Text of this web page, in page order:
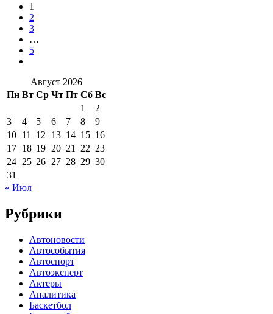
1
2
3
…
5
Август 2026
Пн Вт Ср Чт Пт Сб Вс
1
2
3
4 5 6 7 8
9
10 11 12 13 14 15 16
17 18 19 20 21 22 23
24 25 26 27 28 29 30
31
« Июл
Рубрики
Автоновости
Автособытия
Автоспорт
Автоэксперт
Актеры
Аналитика
Баскетбол